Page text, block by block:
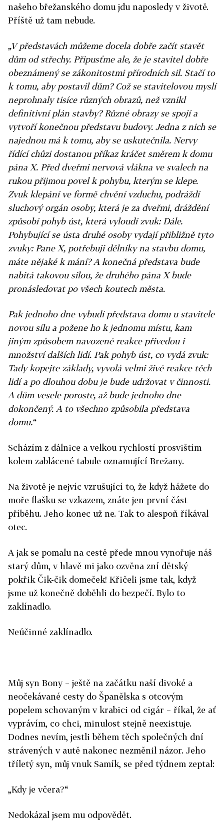
našeho břežanského domu jdu naposledy v životě.
Příště už tam nebude.
„V představách můžeme docela dobře začít stavět
dům od střechy. Připusťme ale, že je stavitel dobře
obeznámený se zákonitostmi přírodních sil. Stačí to
k tomu, aby postavil dům? Což se stavitelovou myslí
neprohnaly tisíce různých obrazů, než vznikl
definitivní plán stavby? Různé obrazy se spojí a
vytvoří konečnou představu budovy. Jedna z nich se
najednou má k tomu, aby se uskutečnila. Nervy
řídící chůzi dostanou příkaz kráčet směrem k domu
pána X. Před dveřmi nervová vlákna ve svalech na
rukou přijmou povel k pohybu, kterým se klepe.
Zvuk klepání ve formě chvění vzduchu, podráždí
sluchový orgán osoby, která je za dveřmi, dráždění
způsobí pohyb úst, která vyloudí zvuk: Dále.
Pohybující se ústa druhé osoby vydají přibližně tyto
zvuky: Pane X, potřebuji dělníky na stavbu domu,
máte nějaké k mání? A konečná představa bude
nabitá takovou silou, že druhého pána X bude
pronásledovat po všech koutech města.
Pak jednoho dne vybudí představa domu u stavitele
novou sílu a požene ho k jednomu místu, kam
jiným způsobem navozené reakce přivedou i
množství dalších lidí. Pak pohyb úst, co vydá zvuk:
Tady kopejte základy, vyvolá velmi živé reakce těch
lidí a po dlouhou dobu je bude udržovat v činnosti.
A dům vesele poroste, až bude jednoho dne
dokončený. A to všechno způsobila představa
domu.“
Scházím z dálnice a velkou rychlostí prosvištím
kolem zablácené tabule oznamující Brežany.
Na životě je nejvíc vzrušující to, že když hážete do
moře flašku se vzkazem, znáte jen první část
příběhu. Jeho konec už ne. Tak to alespoň říkával
otec.
A jak se pomalu na cestě přede mnou vynořuje náš
starý dům, v hlavě mi jako ozvěna zní dětský
pokřik Čik-čik domeček! Křičeli jsme tak, když
jsme už konečně doběhli do bezpečí. Bylo to
zaklínadlo.
Neúčinné zaklínadlo.
Můj syn Bony – ještě na začátku naší divoké a
neočekávané cesty do Španělska s otcovým
popelem schovaným v krabici od cigár – říkal, že ať
vyprávím, co chci, minulost stejně neexistuje.
Dodnes nevím, jestli během těch společných dní
strávených v autě nakonec nezměnil názor. Jeho
tříletý syn, můj vnuk Samík, se před týdnem zeptal:
„Kdy je včera?“
Nedokázal jsem mu odpovědět.